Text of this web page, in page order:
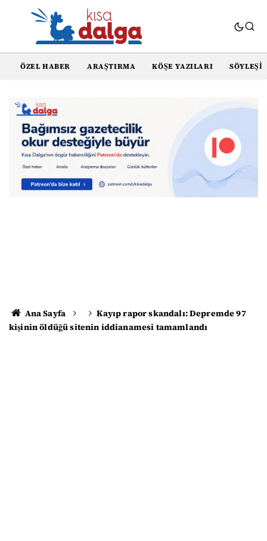
ÖZEL HABER ARAŞTIRMA KÖŞE YAZILARI SÖYLEŞI
Ana Sayfa
Kayıp rapor skandalı: Depremde 97
kişinin öldüğü sitenin iddianamesi tamamlandı